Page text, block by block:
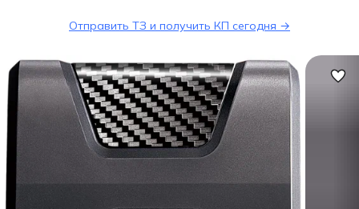
Отправить ТЗ и получить КП сегодня →